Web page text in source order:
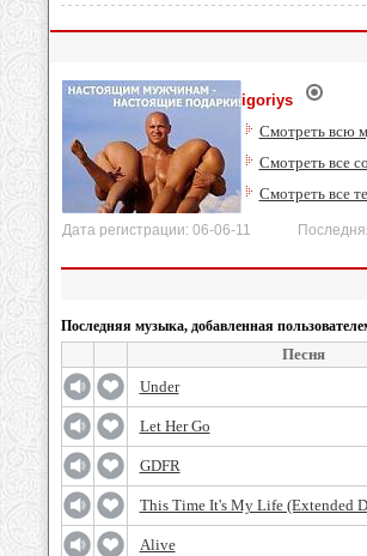
igoriys
Смотреть всю
Смотреть все
Смотреть все
Дата регистрации: 06-06-11 Последняя
Последняя музыка, добавленная
Песня
Under
Let Her Go
GDFR
This Time It's My Life (Extended
Alive